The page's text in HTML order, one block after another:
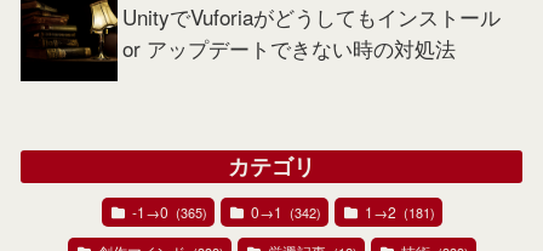
UnityでVuforiaがどうしてもインストール
or アップデートできない時の対処法
カテゴリ
-1→0 (365) 0→1 (342) 1→2 (181)